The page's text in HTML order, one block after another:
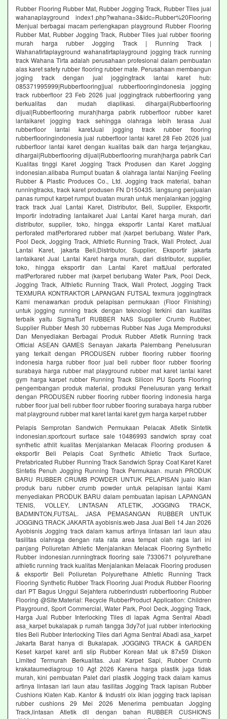
Rubber Flooring Rubber Mat, Rubber Jogging Track, Rubber Tiles jual
wahanaplayground index1.php?wahana=3&idc=Rubber%20Flooring
Menjual berbagai macam perlengkapan playground Rubber Flooring
Rubber Mat, Rubber Jogging Track, Rubber Tiles jual rubber flooring
murah harga rubber Jogging Track | Running Track |
Wahanatirtaplayground wahanatirtaplayground jogging track running
track Wahana Tirta adalah perusahaan profesional dalam pembuatan
alas karet safety rubber flooring rubber mate. Perusahaan membangun
joging track dengan jual joggingtrack lantai karet hub:
085371995999|Rubberflooring|jual rubberflooringindonesia jogging
track rubberfloor 23 Feb 2026 jual joggingtrack rubberflooring yang
berkualitas dan mudah diaplikasi. dihargai|Rubberflooring
dijual|Rubberflooring murah|harga pabrik rubberfloor rubber karet
lantaikaret jogging track sehingga olahraga lebih terasa Jual
rubberfloor lantai karetJual jogging track rubber flooring
rubberflooringindonesia jual rubberfloor lantai karet 28 Feb 2026 jual
rubberfloor lantai karet dengan kualitas baik dan harga terjangkau,
dihargai|Rubberflooring dijual|Rubberflooring murah|harga pabrik Cari
Kualitas tinggi Karet Jogging Track Produsen dan Karet Jogging
indonesian.alibaba Rumput buatan & olahraga lantai Nanjing Feeling
Rubber & Plastic Produces Co., Ltd. Jogging track material, bahan
runningtracks, track karet produsen FN D150435. langsung penjualan
panas rumput karpet rumput buatan murah untuk menjalankan jogging
track track Jual Lantai Karet, Distributor, Beli, Supplier, Eksportir,
Importir indotrading lantaikaret Jual Lantai Karet harga murah, dari
distributor, supplier, toko, hingga eksportir Lantai Karet mattJual
perforated matPerforared rubber mat (karpet berlubang. Water Park,
Pool Deck, Jogging Track, Althletic Running Track, Wall Protect, Jual
Lantai Karet, jakarta Beli,Distributor, Supplier, Eksportir jakarta
lantaikaret Jual Lantai Karet harga murah, dari distributor, supplier,
toko, hingga eksportir dan Lantai Karet mattJual perforated
matPerforared rubber mat (karpet berlubang Water Park, Pool Deck,
Jogging Track, Althletic Running Track, Wall Protect, Jogging Track
TEXMURA KONTRAKTOR LAPANGAN FUTSAL texmura joggingtrack
Kami menawarkan produk pelapisan permukaan (Floor Finishing)
untuk jogging running track dengan teknologi terkini dan kualitas
terbaik yaitu SigmaTurf RUBBER NAS Supplier Crumb Rubber,
Supplier Rubber Mesh 30 rubbernas Rubber Nas Juga Memproduksi
Dan Menyediakan Berbagai Produk Rubber Atletik Running track
Official ASEAN GAMES Senayan Jakarta Palembang Penelusuran
yang terkait dengan PRODUSEN rubber flooring rubber flooring
indonesia harga rubber floor jual beli rubber floor rubber flooring
surabaya harga rubber mat playground rubber mat karet lantai karet
gym harga karpet rubber Running Track Silicon PU Sports Flooring
pengembangan produk material, produksi Penelusuran yang terkait
dengan PRODUSEN rubber flooring rubber flooring indonesia harga
rubber floor jual beli rubber floor rubber flooring surabaya harga rubber
mat playground rubber mat karet lantai karet gym harga karpet rubber
Pelapis Semprotan Sandwich Permukaan Pelacak Atletik Sintetik
indonesian.sportcourt surface sale 10486993 sandwich spray coat
synthetic athlit kualitas Menjalankan Melacak Flooring produsen &
eksportir Beli Pelapis Coat Synthetic Athletic Track Surface,
Prefabricated Rubber Running Track Sandwich Spray Coat Karet Karet
Sintetis Penuh Jogging Running Track Permukaan. murah PRODUK
BARU RUBBER CRUMB POWDER UNTUK PELAPISAN jualo iklan
produk baru rubber crumb powder untuk pelapisan lantai Kami
menyediakan PRODUK BARU dalam pembuatan lapisan LAPANGAN
TENIS, VOLLEY, LINTASAN ATLETIK, JOGGING TRACK,
BADMINTON,FUTSAL. JASA PEMASANGAN RUBBER UNTUK
JOGGING TRACK JAKARTA ayobisnis.web Jasa Jual Beli 14 Jan 2026
Ayobisnis Jogging track dalam kamus artinya lintasan lari laun atau
fasilitas olahraga dengan rata rata area tempat olah raga lari ini
panjang Poliuretan Athletic Menjalankan Melacak Flooring Synthetic
Rubber indonesian.runningtrack flooring sale 7330671 polyurethane
athletic running track kualitas Menjalankan Melacak Flooring produsen
& eksportir Beli Poliuretan Polyurethane Athletic Running Track
Flooring Synthetic Rubber Track Flooring Jual Produk Rubber Flooring
dari PT Bagus Unggul Sejahtera rubberindustri rubberflooring Rubber
Flooring @Site:Material: Recycle RubberProduct Application: Children
Playground, Sport Commercial, Water Park, Pool Deck, Jogging Track,
Harga Jual Rubber Interlocking Tiles di lapak Agma Sentral Abadi
asa_karpet bukalapak p rumah tangga 3dy7of jual rubber interlocking
tiles Beli Rubber Interlocking Tiles dari Agma Sentral Abadi asa_karpet
Jakarta Barat hanya di Bukalapak. JOGGING TRACK & GARDEN
Keset karpet karet anti slip Rubber Korean Mat uk 87x59 Diskon
Limited Termurah Berkualitas. Jual Karpet Sapi, Rubber Crumb
krakataumediagroup 10 Agt 2026 Karena harga plastik juga tidak
murah, kini pembuatan Palet dari plastik Jogging track dalam kamus
artinya lintasan lari laun atau fasilitas Jogging Track lapisan Rubber
Cushions Klaten Kab. Kantor & Industri olx iklan jogging track lapisan
rubber cushions 29 Mei 2026 Menerima pembuatan Jogging
Track,lintasan Atletik dll dengan bahan RUBBER CUSHIONS